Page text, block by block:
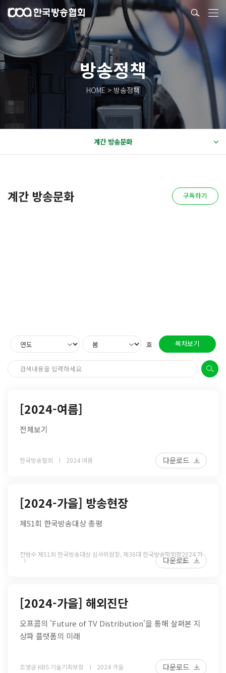
방송정책
HOME > 방송정책
계간 방송문화
계간 방송문화 구독하기
호 목차보기
[2024-여름]
전체보기
한국방송협회 2024 여름 다운로드
[2024-가을] 방송현장
제51회 한국방송대상 총평
전범수 제51회 한국방송대상 심사위원장, 제36대 한국방송학회장2024 가
을
다운로드
[2024-가을] 해외진단
오프콤의 'Future of TV Distribution'을 통해 살펴본 지
상파 플랫폼의 미래
조영균 KBS 기술기획부장 2024 가을 다운로드